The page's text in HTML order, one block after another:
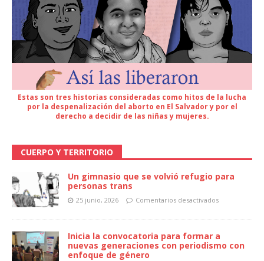
Estas son tres historias consideradas como hitos de la lucha
por la despenalización del aborto en El Salvador y por el
derecho a decidir de las niñas y mujeres.
CUERPO Y TERRITORIO
Un gimnasio que se volvió refugio para
personas trans
25 junio, 2026 Comentarios desactivados
Inicia la convocatoria para formar a
nuevas generaciones con periodismo con
enfoque de género